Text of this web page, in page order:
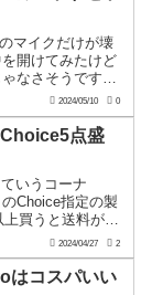
マイクだけが壊
開けてみたけど
なさそうです。
たこいつがまさか
事用にはイヤホ
が使いやすいの
...
2024/05/10 0
点盛
いうコーナ
のChoice指定の製
買うと送料が無
届けますよ！って
最近のアリエク
が高かったり
2024/04/27 2
はコスパいい